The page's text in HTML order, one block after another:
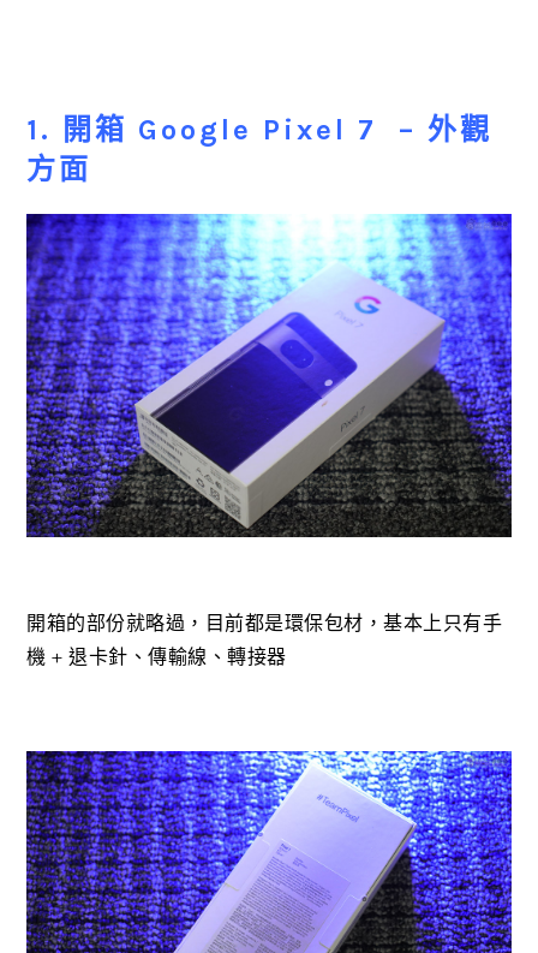
1. 開箱 Google Pixel 7 – 外觀
方面
開箱的部份就略過，目前都是環保包材，基本上只有手
機 + 退卡針、傳輸線、轉接器